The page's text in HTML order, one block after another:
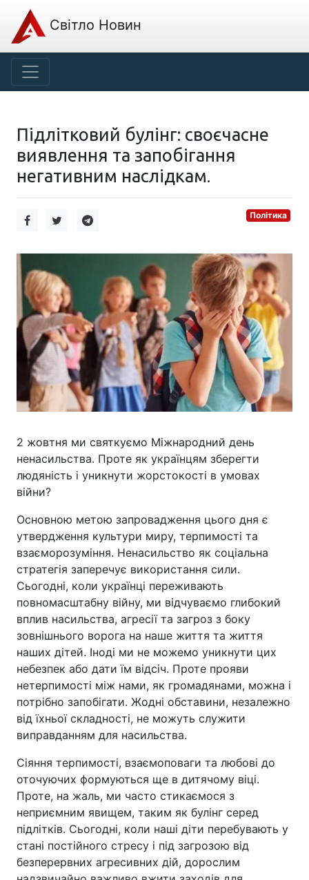
Світло Новин
Підлітковий булінг: своєчасне
виявлення та запобігання
негативним наслідкам.
Політика
2 жовтня ми святкуємо Міжнародний день
ненасильства. Проте як українцям зберегти
людяність і уникнути жорстокості в умовах
війни?
Основною метою запровадження цього дня є
утвердження культури миру, терпимості та
взаєморозуміння. Ненасильство як соціальна
стратегія заперечує використання сили.
Сьогодні, коли українці переживають
повномасштабну війну, ми відчуваємо глибокий
вплив насильства, агресії та загроз з боку
зовнішнього ворога на наше життя та життя
наших дітей. Іноді ми не можемо уникнути цих
небезпек або дати їм відсіч. Проте прояви
нетерпимості між нами, як громадянами, можна і
потрібно запобігати. Жодні обставини, незалежно
від їхньої складності, не можуть служити
виправданням для насильства.
Сіяння терпимості, взаємоповаги та любові до
оточуючих формуються ще в дитячому віці.
Проте, на жаль, ми часто стикаємося з
неприємним явищем, таким як булінг серед
підлітків. Сьогодні, коли наші діти перебувають у
стані постійного стресу і під загрозою від
безперервних агресивних дій, дорослим